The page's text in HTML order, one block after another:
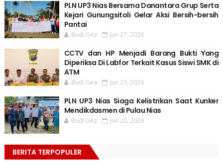
PLN UP3 Nias Bersama Danantara Grup Serta
Kejari Gunungsitoli Gelar Aksi Bersih-bersih
Pantai
Budi Gea Jun 27, 2026
CCTV dan HP Menjadi Barang Bukti Yang
Diperiksa Di Labfor Terkait Kasus Siswi SMK di
ATM
Budi Gea Jun 23, 2026
PLN UP3 Nias Siaga Kelistrikan Saat Kunker
Mendikdasmen di Pulau Nias
Budi Gea Jun 20, 2026
BERITA TERPOPULER